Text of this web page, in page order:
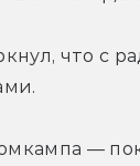
что с
—